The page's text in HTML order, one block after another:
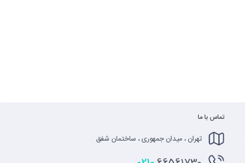
تماس با ما
تهران ، میدان جمهوری ، ساختمان شفق